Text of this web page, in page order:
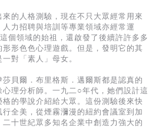
的人格測驗，現在不只大眾經常用來
力招聘與培訓等專業領域亦經常運
個領域的始祖，還啟發了後續許許多多
形色色心理遊戲。但是，發明它的其
對「素人」母女。
貝爾．布里格斯．邁爾斯都是認真的
理分析師。一九二○年代，她們設計這
的學說介紹給大眾。這份測驗後來快
全美，從煙霧瀰漫的紐約會議室到加
十世紀眾多知名企業中創造力強大的